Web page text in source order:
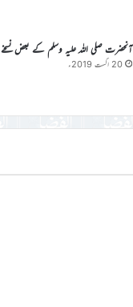
آنحضرت صلی اللہ علیہ وسلم کے بعض نسخے
20 اگست 2019ء